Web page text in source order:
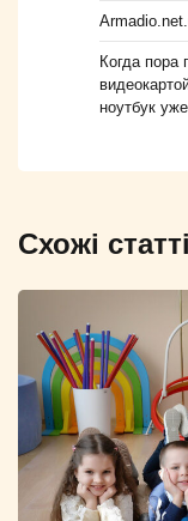
Когда пора
ноутбук
Схожі статті